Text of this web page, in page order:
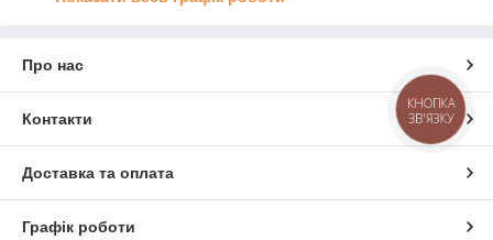
Про нас
Контакти
Доставка та оплата
Графік роботи
КНОПКА
ЗВ'ЯЗКУ